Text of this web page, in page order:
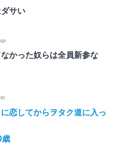
サい
かった奴らは全員新参な
恋してからヲタク道に入っ
歳